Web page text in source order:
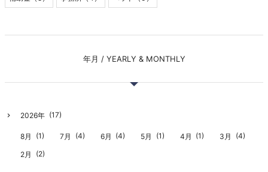
年月 / YEARLY & MONTHLY
2026年 (17)
8月 (1) 7月 (4) 6月 (4) 5月 (1) 4月 (1) 3月 (4)
2月 (2)